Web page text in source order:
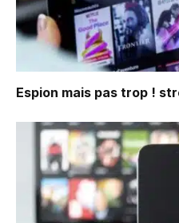
Espion mais pas trop !